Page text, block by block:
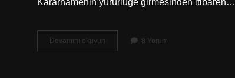
Kararnamenin yürürlüğe girmesinden itibaren…
Devamını okuyun Astsubay
Zorunlu
8 Yorum